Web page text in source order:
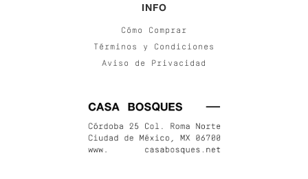
INFO
Cómo Comprar
Términos y Condiciones
Aviso de Privacidad